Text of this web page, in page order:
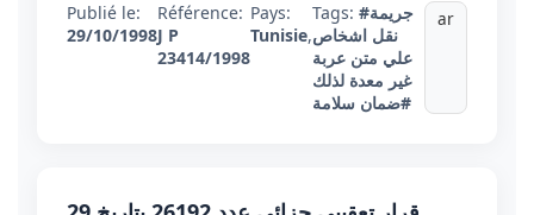
Publié le:
29/10/1998
Référence:
J P
23414/1998
Pays:
Tunisie,
Tags: #جريمة
نقل اشخاص
علي متن عربة
غير معدة لذلك
#ضمان سلامة
ar